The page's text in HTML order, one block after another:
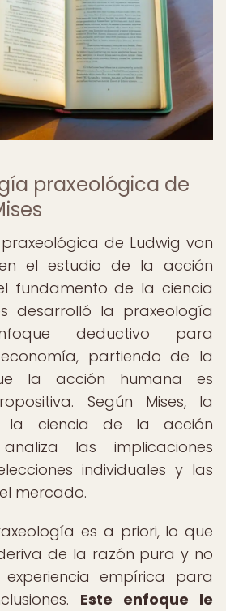
praxeológica de
de Ludwig von
el estudio de la acción
fundamento de la ciencia
desarrolló la praxeología
deductivo para
partiendo de la
la acción humana es
Según Mises, la
la ciencia de la acción
las implicaciones
individuales y las
mercado.
es a priori, lo que
de la razón pura y no
empírica para
Este enfoque le